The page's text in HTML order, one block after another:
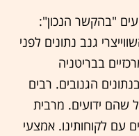
"בהקשר הנכון":
גנב נתונים לפני
בבריטניה
בנתונים הגנובים. רבים
שהם ידועים. מרבית
עם לקוחותינו. אמצעי